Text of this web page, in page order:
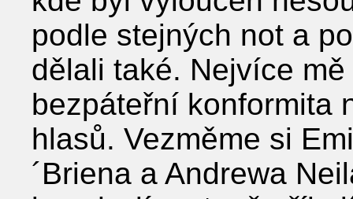
podle stejných not a
dělali také. Nejvíce
bezpáteřní konformita
hlasů. Vezměme si
´Briena a Andrewa